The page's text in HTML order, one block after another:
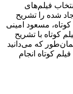
فیلم‌های
شده را تشریح
مسعود امینی
کوتاه با تشریح
که می‌دانید
کوتاه انجام